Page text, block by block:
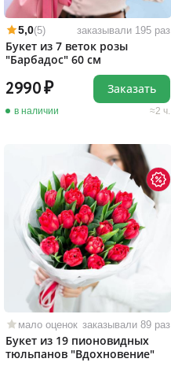
5,0(5) заказывали 195 раз
Букет из 7 веток розы
"Барбадос" 60 см
2990
в наличии 2 ч.
Заказать
мало оценок заказывали 89 раз
Букет из 19 пионовидных
тюльпанов "Вдохновение"